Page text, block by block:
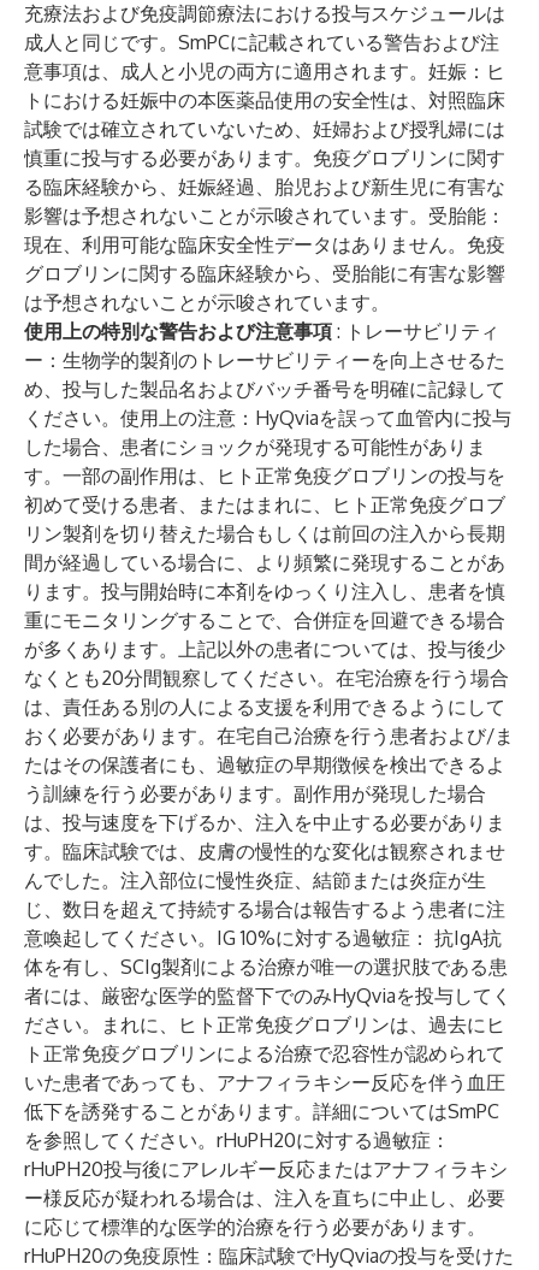
充療法および免疫調節療法における投与スケジュールは
成人と同じです。SmPCに記載されている警告および注
意事項は、成人と小児の両方に適用されます。 妊娠 ：ヒ
トにおける妊娠中の本医薬品使用の安全性は、対照臨床
試験では確立されていないため、妊婦および授乳婦には
慎重に投与する必要があります。免疫グロブリンに関す
る臨床経験から、妊娠経過、胎児および新生児に有害な
影響は予想されないことが示唆されています。 受胎能 ：
現在、利用可能な臨床安全性データはありません。免疫
グロブリンに関する臨床経験から、受胎能に有害な影響
は予想されないことが示唆されています。
使用上の特別な警告および注意事項 : トレーサビリティ
ー ：生物学的製剤のトレーサビリティーを向上させるた
め、投与した製品名およびバッチ番号を明確に記録して
ください。 使用上の注意 ：HyQviaを誤って血管内に投与
した場合、患者にショックが発現する可能性がありま
す。一部の副作用は、ヒト正常免疫グロブリンの投与を
初めて受ける患者、またはまれに、ヒト正常免疫グロブ
リン製剤を切り替えた場合もしくは前回の注入から長期
間が経過している場合に、より頻繁に発現することがあ
ります。投与開始時に本剤をゆっくり注入し、患者を慎
重にモニタリングすることで、合併症を回避できる場合
が多くあります。上記以外の患者については、投与後少
なくとも20分間観察してください。在宅治療を行う場合
は、責任ある別の人による支援を利用できるようにして
おく必要があります。在宅自己治療を行う患者および/ま
たはその保護者にも、過敏症の早期徴候を検出できるよ
う訓練を行う必要があります。副作用が発現した場合
は、投与速度を下げるか、注入を中止する必要がありま
す。臨床試験では、皮膚の慢性的な変化は観察されませ
んでした。注入部位に慢性炎症、結節または炎症が生
じ、数日を超えて持続する場合は報告するよう患者に注
意喚起してください。 IG 10%に対する過敏症 ： 抗IgA抗
体を有し、SCIg製剤による治療が唯一の選択肢である患
者には、厳密な医学的監督下でのみHyQviaを投与してく
ださい。まれに、ヒト正常免疫グロブリンは、過去にヒ
ト正常免疫グロブリンによる治療で忍容性が認められて
いた患者であっても、アナフィラキシー反応を伴う血圧
低下を誘発することがあります。詳細についてはSmPC
を参照してください。 rHuPH20に対する過敏症 ：
rHuPH20投与後にアレルギー反応またはアナフィラキシ
ー様反応が疑われる場合は、注入を直ちに中止し、必要
に応じて標準的な医学的治療を行う必要があります。
rHuPH20の免疫原性 ：臨床試験でHyQviaの投与を受けた